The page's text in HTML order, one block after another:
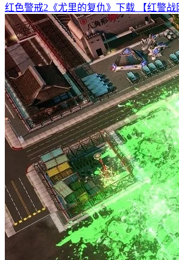
红色警戒2《尤里的复仇》下载 【红警战